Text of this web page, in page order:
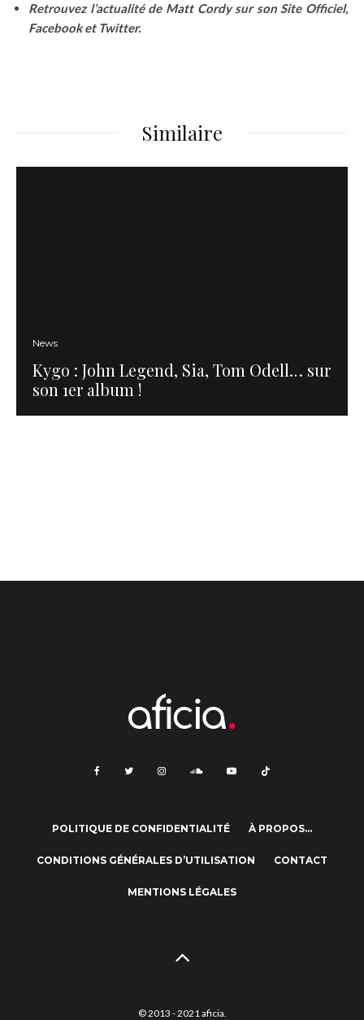
Retrouvez l’actualité de Matt Cordy sur son Site Officiel,
Facebook et Twitter.
Similaire
News
Kygo : John Legend, Sia, Tom Odell… sur
son 1er album !
POLITIQUE DE CONFIDENTIALITÉ À PROPOS…
CONDITIONS GÉNÉRALES D’UTILISATION CONTACT
MENTIONS LÉGALES
© 2013 - 2021 aficia.